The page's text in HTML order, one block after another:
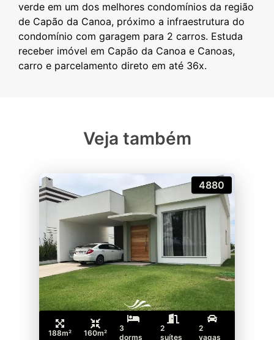
verde em um dos melhores condomínios da região
de Capão da Canoa, próximo a infraestrutura do
condomínio com garagem para 2 carros. Estuda
receber imóvel em Capão da Canoa e Canoas,
Veja também
4880
188m² 160m²
3
dorms
2
suítes
2
vagas